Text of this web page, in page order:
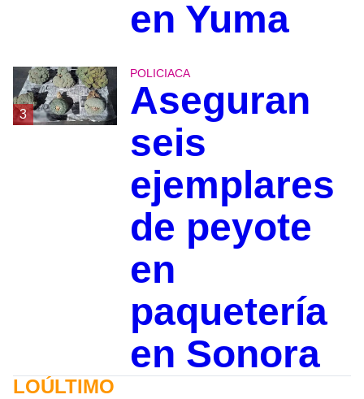
en Yuma
3
POLICIACA
Aseguran
seis
ejemplares
de peyote
en
paquetería
en Sonora
LOÚLTIMO